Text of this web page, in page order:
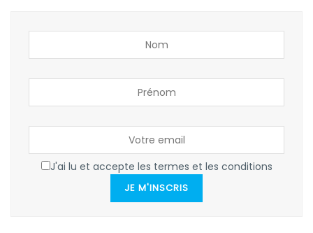
J'ai lu et accepte les termes et les conditions
JE M'INSCRIS